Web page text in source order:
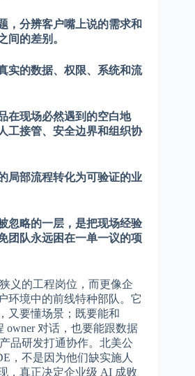
，分辨客户嘴上说的需求和
间的差别。
实的数据、权限、系统和流
在现场必然遇到的空白地
工接管、安全边界和组织协
局部流程转化为可验证的业
忽略的一层，是把现场经验
团队永远困在一单一议的项
义的工程岗位，而更像企
环境中的前线特种部队。它
又要懂场景；既要能和
owner 对话，也要能跟数据
品研发打通协作。北美公
，不是因为他们缺实施人
，真正决定企业级 AI 成败